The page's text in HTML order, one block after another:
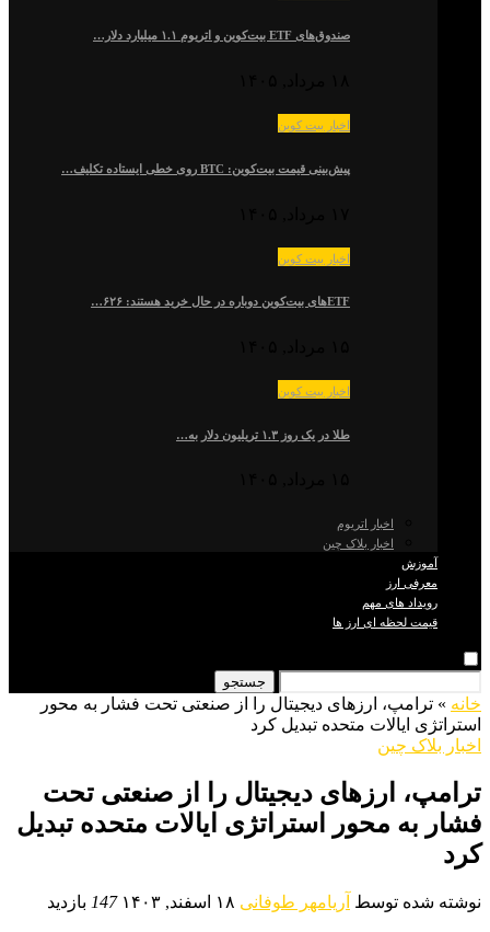
صندوق‌های ETF بیت‌کوین و اتریوم ۱.۱ میلیارد دلار…
اخبار بیت کوین
پیش‌بینی قیمت بیت‌کوین: BTC روی خطی ایستاده تکلیف…
اخبار بیت کوین
ETFهای بیت‌کوین دوباره در حال خرید هستند: ۶۲۶…
اخبار بیت کوین
طلا در یک روز ۱.۳ تریلیون دلار به…
اخبار اتریوم
اخبار بلاک چین
آموزش
معرفی ارز
رویداد های مهم
قیمت لحظه ای ارز ها
جستجو
خانه » ترامپ، ارزهای دیجیتال را از صنعتی تحت فشار به محور
استراتژی ایالات متحده تبدیل کرد
اخبار بلاک چین
ترامپ، ارزهای دیجیتال را از صنعتی تحت
فشار به محور استراتژی ایالات متحده تبدیل
کرد
نوشته شده توسط آریامهر طوفانی ۱۸ اسفند, ۱۴۰۳ 147 بازدید